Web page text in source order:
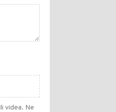
videa. Ne